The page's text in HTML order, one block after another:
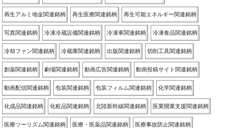
再生アルミ地金関連銘柄 再生医療関連銘柄 再生可能エネルギー関連銘柄
写真関連銘柄 冷凍冷蔵設備関連銘柄 冷凍車関連銘柄 冷凍食品関連銘柄
冷却ファン関連銘柄 冷蔵庫関連銘柄 出版関連銘柄 切削工具関連銘柄
創薬関連銘柄 劇場関連銘柄 動画広告関連銘柄 動画投稿サイト関連銘柄
動画配信関連銘柄 包装関連銘柄 包装フィルム関連銘柄 化学関連銘柄
化成品関連銘柄 化粧品関連銘柄 北陸新幹線関連銘柄 医業開業支援関連銘柄
医療ツーリズム関連銘柄 医療・医薬品関連銘柄 医療事故防止関連銘柄